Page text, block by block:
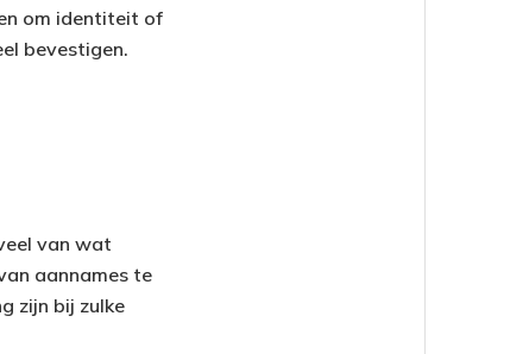
om identiteit of
bevestigen.
van wat
aannames te
zijn bij zulke